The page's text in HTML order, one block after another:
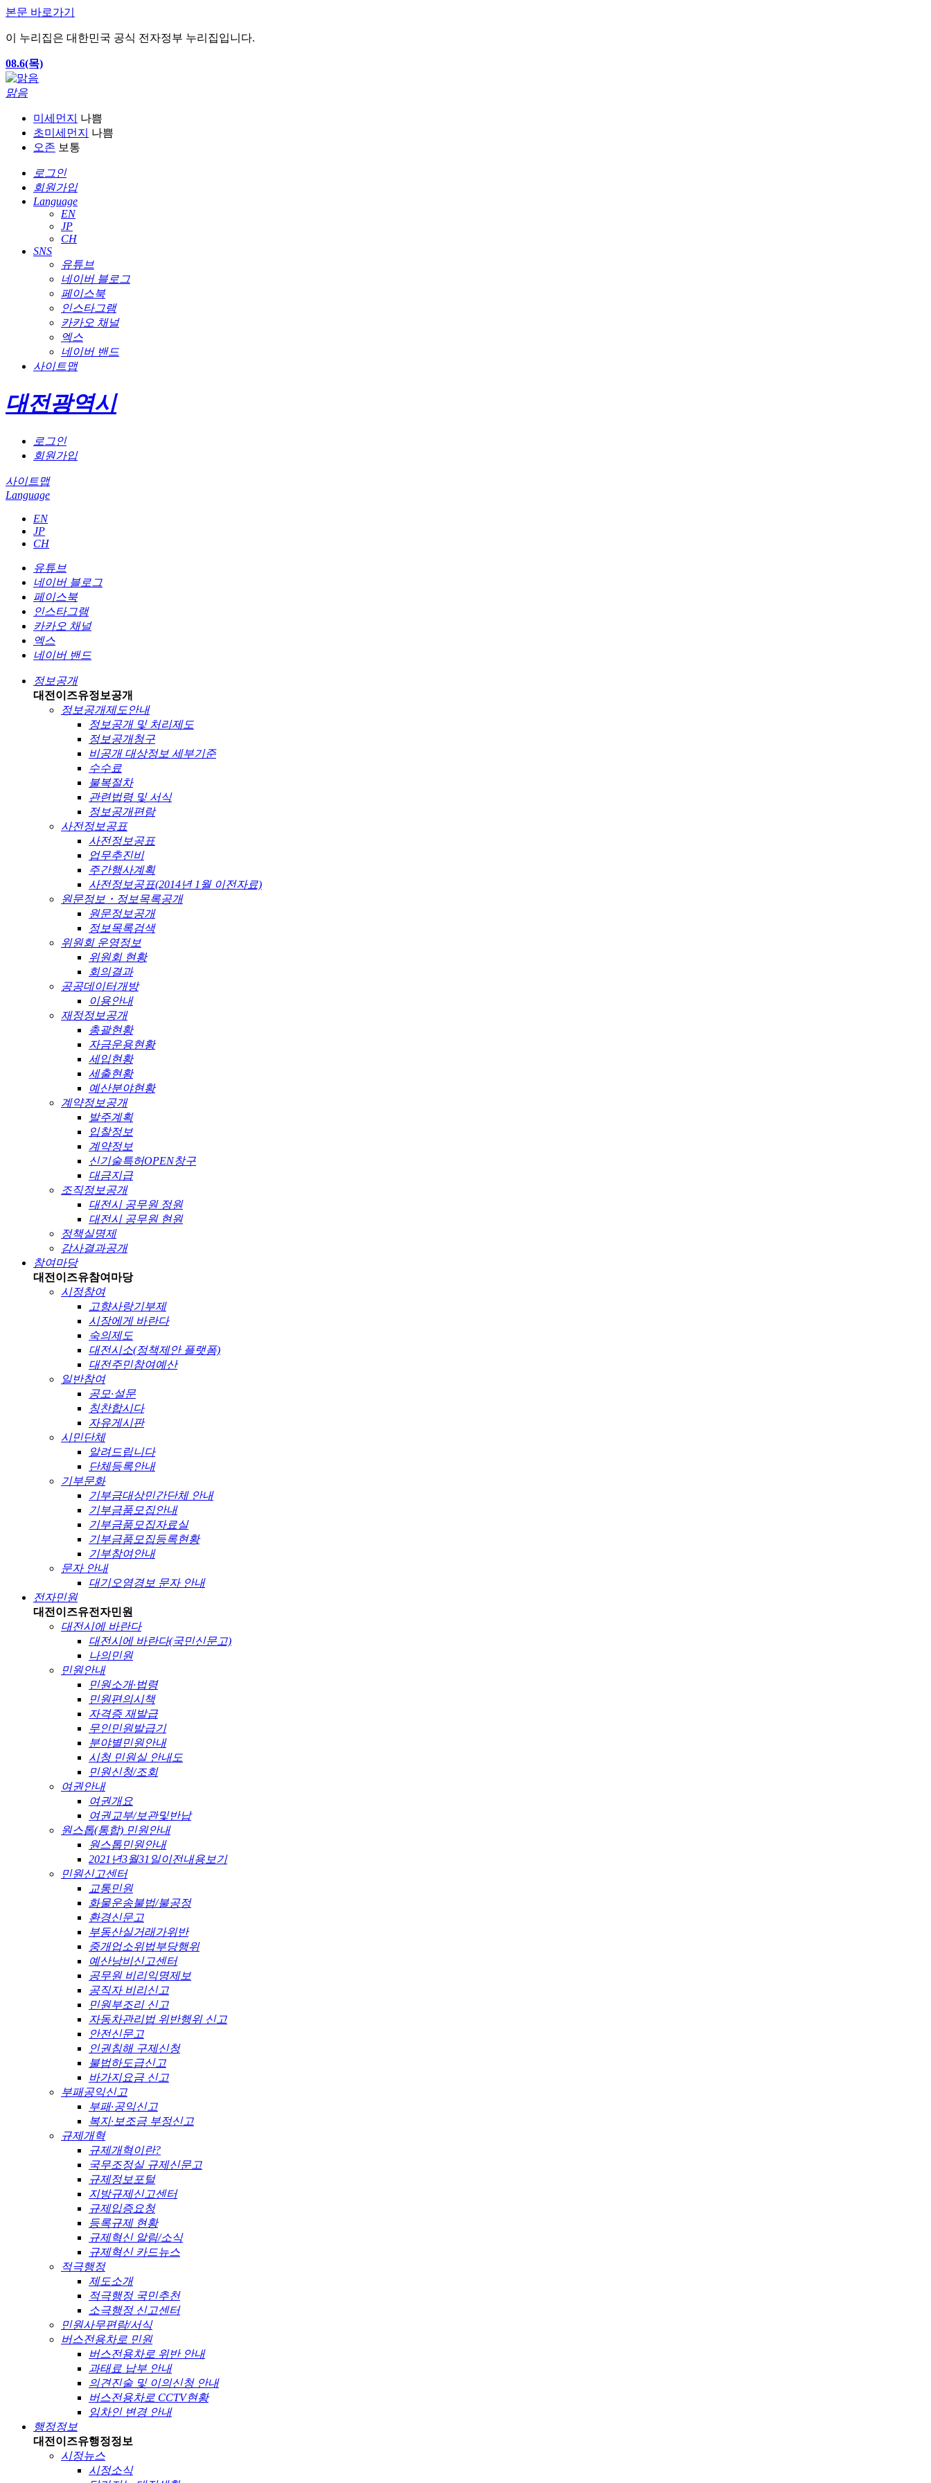
본문 바로가기
이 누리집은 대한민국 공식 전자정부 누리집입니다.
08.6(목)
맑음
미세먼지
나쁨
초미세먼지
나쁨
오존 보통
로그인
회원가입
Language
EN
JP
CH
SNS
유튜브
네이버 블로그
페이스북
인스타그램
카카오 채널
엑스
네이버 밴드
사이트맵
대전광역시
로그인
회원가입
사이트맵
Language
EN
JP
CH
유튜브
네이버 블로그
페이스북
인스타그램
카카오 채널
엑스
네이버 밴드
정보공개
대전이즈유정보공개
정보공개제도안내
정보공개 및 처리제도
정보공개청구
비공개 대상정보 세부기준
수수료
불복절차
관련법령 및 서식
정보공개편람
사전정보공표
사전정보공표
업무추진비
주간행사계획
사전정보공표(2014년 1월 이전자료)
원문정보・정보목록공개
원문정보공개
정보목록검색
위원회 운영정보
위원회 현황
회의결과
공공데이터개방
이용안내
재정정보공개
총괄현황
자금운용현황
세입현황
세출현황
예산분야현황
계약정보공개
발주계획
입찰정보
계약정보
신기술특허OPEN창구
대금지급
조직정보공개
대전시 공무원 정원
대전시 공무원 현원
정책실명제
감사결과공개
참여마당
대전이즈유참여마당
시정참여
고향사랑기부제
시장에게 바란다
숙의제도
대전시소(정책제안 플랫폼)
대전주민참여예산
일반참여
공모·설문
칭찬합시다
자유게시판
시민단체
알려드립니다
단체등록안내
기부문화
기부금대상민간단체 안내
기부금품모집안내
기부금품모집자료실
기부금품모집등록현황
기부참여안내
문자 안내
대기오염경보 문자 안내
전자민원
대전이즈유전자민원
대전시에 바란다
대전시에 바란다(국민신문고)
나의민원
민원안내
민원소개·법령
민원편의시책
자격증 재발급
무인민원발급기
분야별민원안내
시청 민원실 안내도
민원신청/조회
여권안내
여권개요
여권교부/보관및반납
원스톱(통합) 민원안내
원스톱민원안내
2021년3월31일이전내용보기
민원신고센터
교통민원
화물운송불법/불공정
환경신문고
부동산실거래가위반
중개업소위법부당행위
예산낭비신고센터
공무원 비리익명제보
공직자 비리신고
민원부조리 신고
자동차관리법 위반행위 신고
안전신문고
인권침해 구제신청
불법하도급신고
바가지요금 신고
부패공익신고
부패·공익신고
복지·보조금 부정신고
규제개혁
규제개혁이란?
국무조정실 규제신문고
규제정보포털
지방규제신고센터
규제입증요청
등록규제 현황
규제혁신 알림/소식
규제혁신 카드뉴스
적극행정
제도소개
적극행정 국민추천
소극행정 신고센터
민원사무편람/서식
버스전용차로 민원
버스전용차로 위반 안내
과태료 납부 안내
의견진술 및 이의신청 안내
버스전용차로 CCTV현황
임차인 변경 안내
행정정보
대전이즈유행정정보
시정뉴스
시정소식